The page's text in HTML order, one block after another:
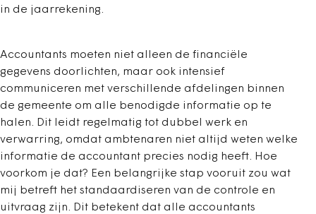
in de jaarrekening.
Accountants moeten niet alleen de financiële
gegevens doorlichten, maar ook intensief
communiceren met verschillende afdelingen binnen
de gemeente om alle benodigde informatie op te
halen. Dit leidt regelmatig tot dubbel werk en
verwarring, omdat ambtenaren niet altijd weten welke
informatie de accountant precies nodig heeft. Hoe
voorkom je dat? Een belangrijke stap vooruit zou wat
mij betreft het standaardiseren van de controle en
uitvraag zijn. Dit betekent dat alle accountants